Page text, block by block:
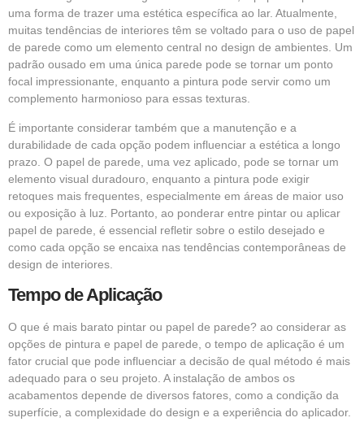
uma forma de trazer uma estética específica ao lar. Atualmente,
muitas tendências de interiores têm se voltado para o uso de papel
de parede como um elemento central no design de ambientes. Um
padrão ousado em uma única parede pode se tornar um ponto
focal impressionante, enquanto a pintura pode servir como um
complemento harmonioso para essas texturas.
É importante considerar também que a manutenção e a
durabilidade de cada opção podem influenciar a estética a longo
prazo. O papel de parede, uma vez aplicado, pode se tornar um
elemento visual duradouro, enquanto a pintura pode exigir
retoques mais frequentes, especialmente em áreas de maior uso
ou exposição à luz. Portanto, ao ponderar entre pintar ou aplicar
papel de parede, é essencial refletir sobre o estilo desejado e
como cada opção se encaixa nas tendências contemporâneas de
design de interiores.
Tempo de Aplicação
O que é mais barato pintar ou papel de parede? ao considerar as
opções de pintura e papel de parede, o tempo de aplicação é um
fator crucial que pode influenciar a decisão de qual método é mais
adequado para o seu projeto. A instalação de ambos os
acabamentos depende de diversos fatores, como a condição da
superfície, a complexidade do design e a experiência do aplicador.